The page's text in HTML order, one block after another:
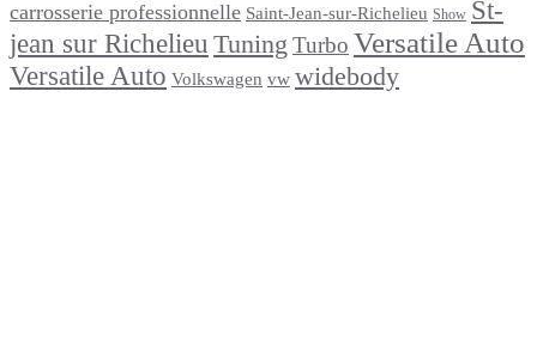
carrosserie professionnelle Saint-Jean-sur-Richelieu Show St-
jean sur Richelieu Tuning Turbo Versatile Auto
Versatile Auto Volkswagen vw widebody